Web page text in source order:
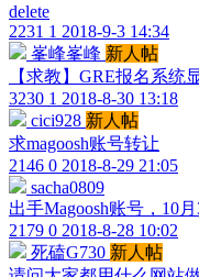
delete
2231 1 2018-9-3 14:34
峯峰峯峰 新人帖
【求教】GRE报名系统
3230 1 2018-8-30 13:18
cici928 新人帖
求magoosh账号转让
2146 0 2018-8-29 21:05
sacha0809
出手Magoosh账号，10
2179 0 2018-8-28 10:02
死磕G730 新人帖